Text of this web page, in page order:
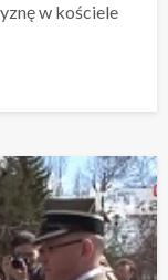
w kościele